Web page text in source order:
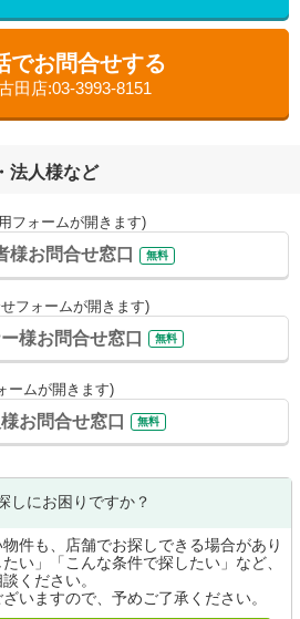
でお問合せする
田店:03-3993-8151
法人様など
フォームが開きます)
様お問合せ窓口 無料
フォームが開きます)
様お問合せ窓口 無料
ームが開きます)
お問合せ窓口 無料
しにお困りですか？
件も、店舗でお探しできる場合があり
い」「こんな条件で探したい」など、
ください。
いますので、予めご了承ください。